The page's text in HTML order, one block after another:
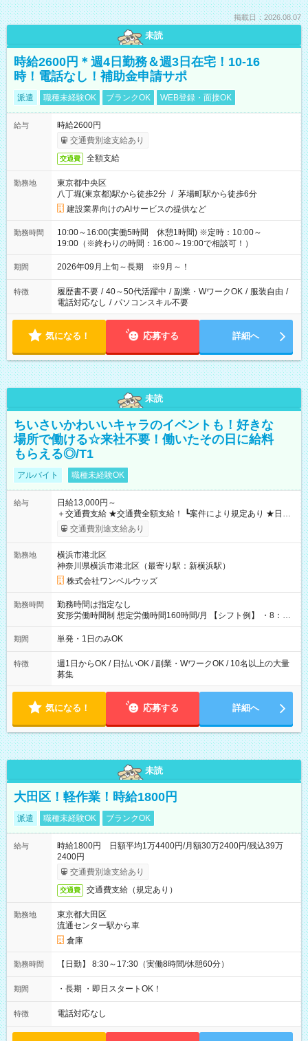
掲載日：2026.08.07
未読
時給2600円＊週4日勤務＆週3日在宅！10-16
時！電話なし！補助金申請サポ
派遣 職種未経験OK ブランクOK WEB登録・面接OK
給与
時給2600円
交通費別途支給あり
交通費 全額支給
勤務地
東京都中央区
八丁堀(東京都)駅から徒歩2分 / 茅場町駅から徒歩6分
建設業界向けのAIサービスの提供など
勤務時間
10:00～16:00(実働5時間 休憩1時間) ※定時：10:00～
19:00（※終わりの時間：16:00～19:00で相談可！）
期間 2026年09月上旬～長期 ※9月～！
特徴 履歴書不要 / 40～50代活躍中 / 副業・WワークOK / 服装自由 /
電話対応なし / パソコンスキル不要
気になる！ 応募する 詳細へ
未読
ちいさいかわいいキャラのイベントも！好きな
場所で働ける☆来社不要！働いたその日に給料
もらえる◎/T1
アルバイト 職種未経験OK
給与
日給13,000円～
＋交通費支給 ★交通費全額支給！ ┗案件により規定あり ★日払
いOK！（規定あり） ┗働いたその日に現金GET♪ お仕事後はコ
ンビニATMから 日払い分を引き落とせます！ 【試用期間】試
交通費別途支給あり
勤務地
横浜市港北区
神奈川県横浜市港北区（最寄り駅：新横浜駅）
株式会社ワンベルウッズ
勤務時間
勤務時間は指定なし
変形労働時間制 想定労働時間160時間/月 【シフト例】 ・8：00
～21：00
期間 単発・1日のみOK
特徴
週1日からOK / 日払いOK / 副業・WワークOK / 10名以上の大量
募集
気になる！ 応募する 詳細へ
未読
大田区！軽作業！時給1800円
派遣 職種未経験OK ブランクOK
給与
時給1800円 日額平均1万4400円/月額30万2400円/残込39万
2400円
交通費別途支給あり
交通費 交通費支給（規定あり）
勤務地
東京都大田区
流通センター駅から車
倉庫
勤務時間 【日勤】 8:30～17:30（実働8時間/休憩60分）
期間 ・長期 ・即日スタートOK！
特徴 電話対応なし